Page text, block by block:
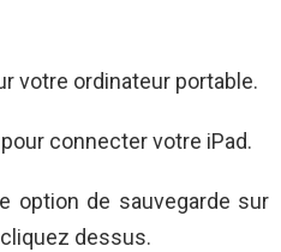
votre ordinateur portable.
connecter votre iPad.
option de sauvegarde sur
dessus.